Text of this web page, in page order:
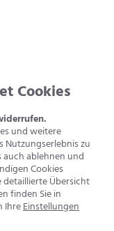
Cookies
und weitere
Nutzungserlebnis zu
auch ablehnen und
Cookies
Übersicht
finden Sie in
IhreEinstellungen